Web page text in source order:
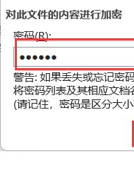
图五：